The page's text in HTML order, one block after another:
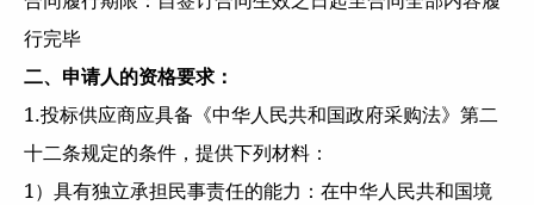
行完毕
二、申请人的资格要求：
1.投标供应商应具备《中华人民共和国政府采购法》第二
十二条规定的条件，提供下列材料：
1）具有独立承担民事责任的能力：在中华人民共和国境